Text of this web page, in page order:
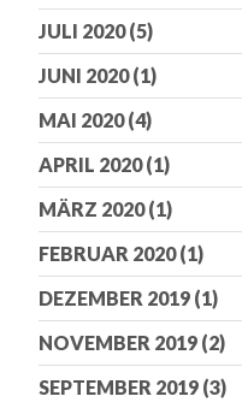
JULI 2020(5)
JUNI 2020(1)
MAI 2020(4)
APRIL 2020(1)
MÄRZ 2020(1)
FEBRUAR 2020(1)
DEZEMBER 2019 (1)
NOVEMBER 2019 (2)
SEPTEMBER 2019 (3)